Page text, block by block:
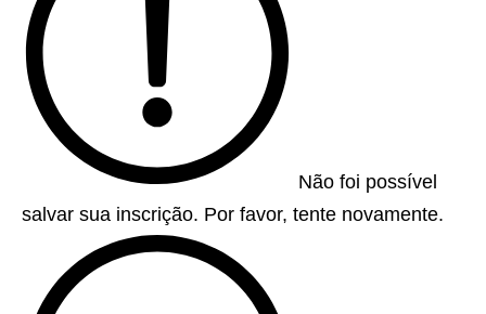
Não foi possível
salvar sua inscrição. Por favor, tente novamente.